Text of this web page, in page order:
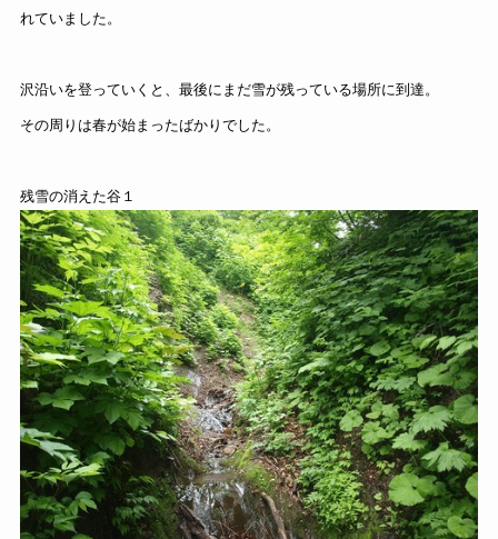
れていました。
沢沿いを登っていくと、最後にまだ雪が残っている場所に到達。
その周りは春が始まったばかりでした。
残雪の消えた谷１